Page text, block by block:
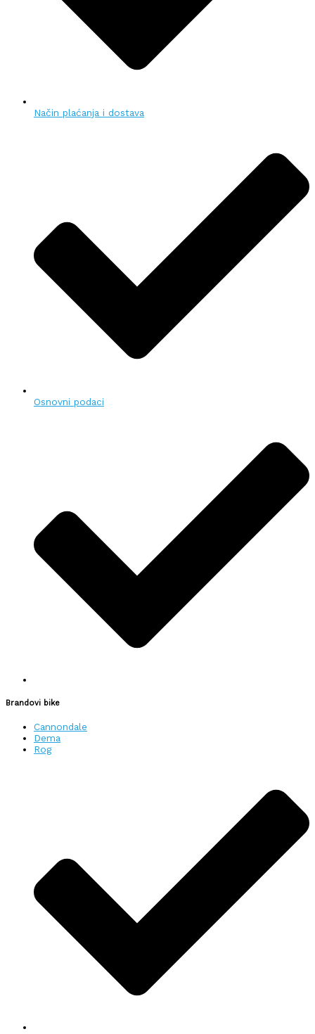
Način plaćanja i dostava
Osnovni podaci
Brandovi bike
Cannondale
Dema
Rog